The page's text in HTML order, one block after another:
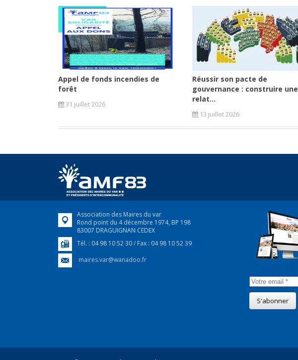
Appel de fonds incendies de
forêt
31 juillet 2026
Réussir son pacte de
gouvernance : construire une
relat...
13 juillet 2026
Association des Maires du var
Rond point du 4 décembre 1974, BP 198
83007 DRAGUIGNAN CEDEX
Tél. : 04 98 10 52 30 / Fax : 04 98 10 52 39
maires.var@wanadoo.fr